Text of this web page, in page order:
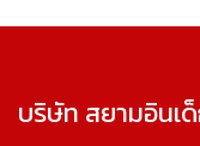
บริษัท สยามอินเ